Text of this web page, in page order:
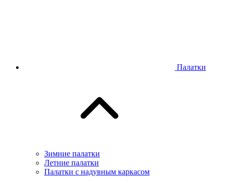
Палатки
Зимние палатки
Летние палатки
Палатки с надувным каркасом